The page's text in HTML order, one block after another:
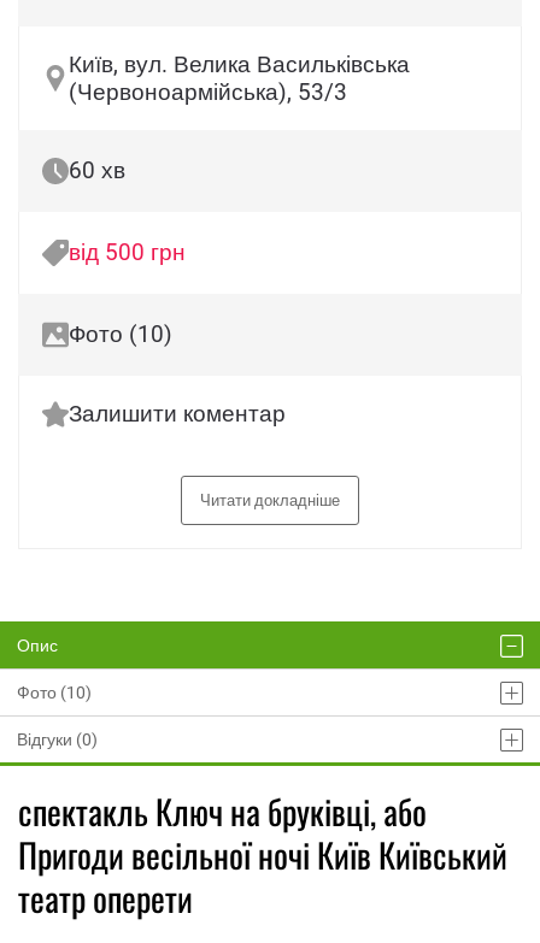
Київ, вул. Велика Васильківська
(Червоноармійська), 53/3
60 хв
від 500 грн
Фото (10)
Залишити коментар
Читати докладніше
Опис
Фото (10)
Відгуки (0)
спектакль Ключ на бруківці, або
Пригоди весільної ночі Київ Київський
театр оперети